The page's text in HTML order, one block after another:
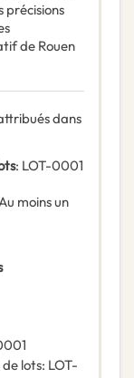
précisions
de Rouen
dans
: LOT-0001
moins un
lots: LOT-